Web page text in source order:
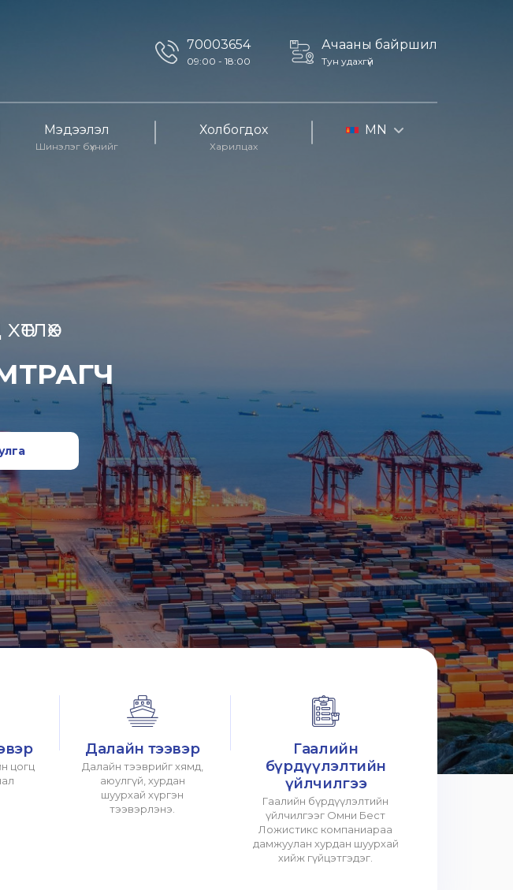
70003654
09:00 - 18:00
Ачааны байршил
Тун удахгүй
Мэдээлэл
Шинэлэг бүхнийг
Холбогдох
Харилцах
MN
цогц
Далайн тээвэр
Далайн тээврийг хямд,
аюулгүй, хурдан
шуурхай хүргэн
тээвэрлэнэ.
Гаалийн
бүрдүүлэлтийн
үйлчилгээ
Гаалийн бүрдүүлэлтийн
үйлчилгээг Омни Бест
Ложистикс компаниараа
дамжуулан хурдан шуурхай
хийж гүйцэтгэдэг.